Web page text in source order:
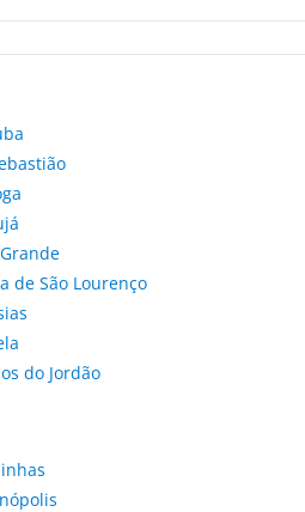
de São Lourenço
do Jordão